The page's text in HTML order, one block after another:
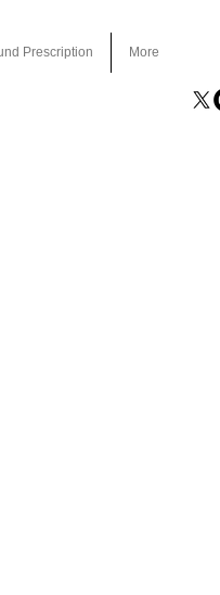
Prescription More